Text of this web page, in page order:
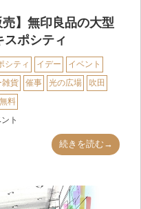
売】無印良品の大型
ポシティ
シティ イデー
イベント
雑貨 催事 光の広場
吹田
料
ト
続きを読む→